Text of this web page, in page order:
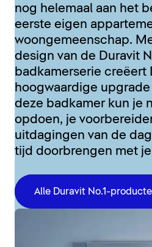
nog helemaal aan het
eerste eigen
woongemeenschap.
design van de Duravit
badkamerserie creëert
hoogwaardige
deze badkamer kun je
opdoen, je
uitdagingen van de
tijd doorbrengen met
Alle Duravit No.1-